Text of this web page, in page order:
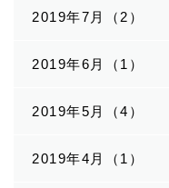
2019年7月（2）
2019年6月（1）
2019年5月（4）
2019年4月（1）